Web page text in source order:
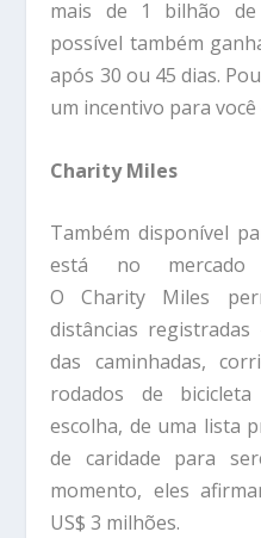
mais de 1 bilhão de
possível também
após 30 ou 45 dias.
um incentivo para
Charity Miles
Também disponível
está no mercado
O Charity Miles
distâncias
das caminhadas,
rodados de
escolha, de uma lista
de caridade para
momento, eles
US$ 3 milhões.